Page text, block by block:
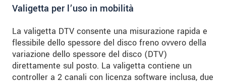
Valigetta per l’uso in mobilità
La valigetta DTV consente una misurazione rapida e
flessibile dello spessore del disco freno ovvero della
variazione dello spessore del disco (DTV)
direttamente sul posto. La valigetta contiene un
controller a 2 canali con licenza software inclusa, due